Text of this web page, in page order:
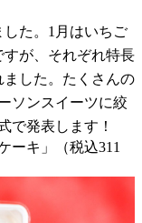
た。1月はいちご
が、それぞれ特長
した。たくさんの
ソンスイーツに絞
で発表します！
ーキ」（税込311